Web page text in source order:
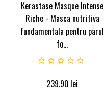
Kerastase Masque Intense
Riche - Masca nutritiva
fundamentala pentru parul
fo...
239.90 lei